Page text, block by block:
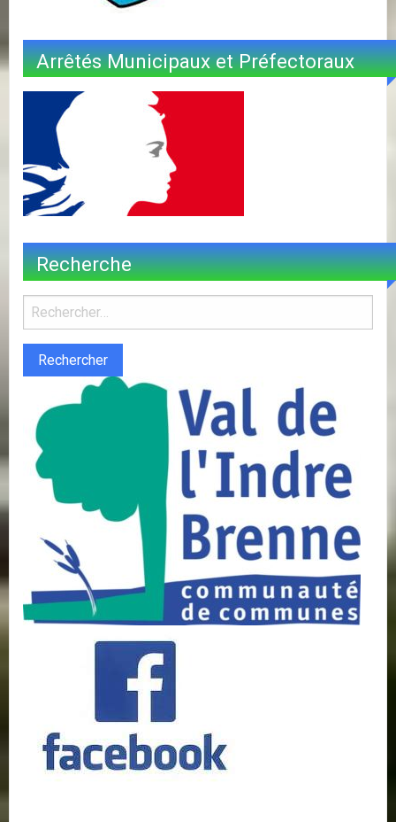
Arrêtés Municipaux et Préfectoraux
Recherche